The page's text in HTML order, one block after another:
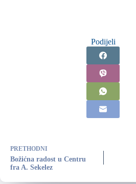
Podijeli
PRETHODNI
Božićna radost u Centru
fra A. Sekelez